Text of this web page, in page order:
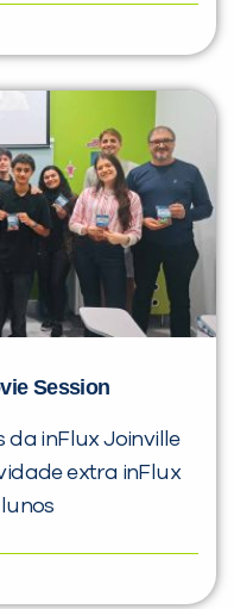
Session
da inFlux Joinville
extra inFlux